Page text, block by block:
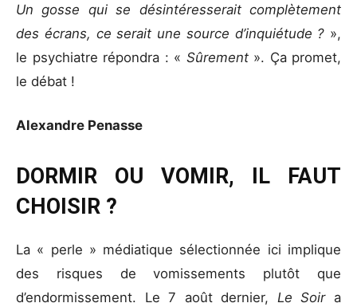
Un gosse qui se désintéresserait complètement
des écrans, ce serait une source d’inquiétude ? »,
le psychiatre répondra : « Sûrement ». Ça promet,
le débat !
Alexandre Penasse
DORMIR OU VOMIR, IL FAUT
CHOISIR ?
La « perle » médiatique sélectionnée ici implique
des risques de vomissements plutôt que
d’endormissement. Le 7 août dernier, Le Soir a